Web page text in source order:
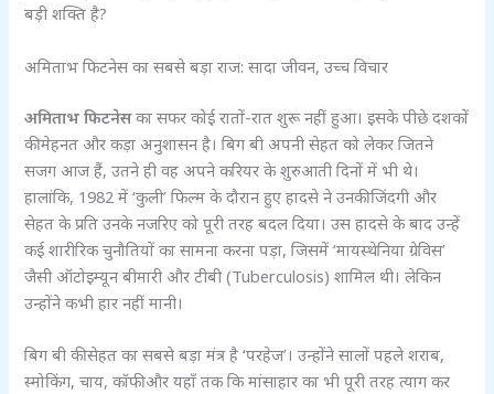
बड़ी शक्ति है?
अमिताभ फिटनेस का सबसे बड़ा राज: सादा जीवन, उच्च विचार
अमिताभ फिटनेसका सफर कोई रातों-रात शुरू नहीं हुआ। इसके पीछे दशकों
की मेहनत और कड़ा अनुशासन है। बिग बी अपनी सेहत को लेकर जितने
सजग आज हैं, उतने ही वह अपने करियर के शुरुआती दिनों में भी थे।
हालांकि, 1982 में ‘कुली’ फिल्म के दौरान हुए हादसे ने उनकी जिंदगी और
सेहत के प्रति उनके नजरिए को पूरी तरह बदल दिया। उस हादसे के बाद उन्हें
कई शारीरिक चुनौतियों का सामना करना पड़ा, जिसमें ‘मायस्थेनिया ग्रेविस’
जैसी ऑटोइम्यून बीमारी और टीबी (Tuberculosis) शामिल थी। लेकिन
उन्होंने कभी हार नहीं मानी।
बिग बी की सेहत का सबसे बड़ा मंत्र है ‘परहेज’। उन्होंने सालों पहले शराब,
स्मोकिंग, चाय, कॉफी और यहाँ तक कि मांसाहार का भी पूरी तरह त्याग कर